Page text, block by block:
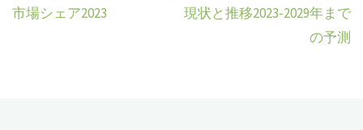
市場シェア2023
現状と推移2023-2029年まで
の予測